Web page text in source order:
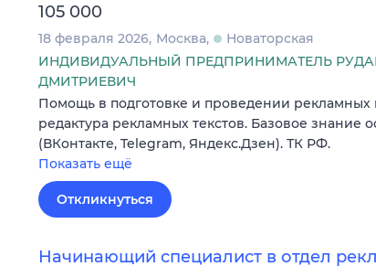
105 000
18 февраля 2026 Москва
Новаторская
ИНДИВИДУАЛЬНЫЙ ПРЕДПРИНИМАТЕЛЬ
ДМИТРИЕВИЧ
Помощь в подготовке и проведении рекламных
редактура рекламных текстов. Базовое знание
(ВКонтакте, Telegram, Яндекс.Дзен). ТК РФ.
Показать ещё
Откликнуться
Начинающий специалист в отдел